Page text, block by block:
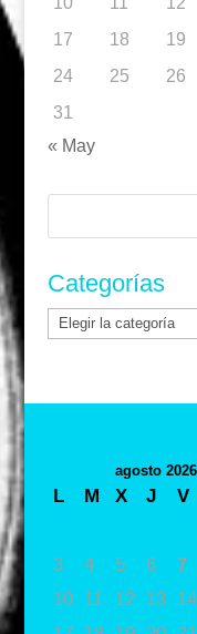
17
18 19
24
25 26
31
« May
Categorías
Categorías
agosto 2026
L M X J V
3
4 5 6 7
10
11 12 13 14